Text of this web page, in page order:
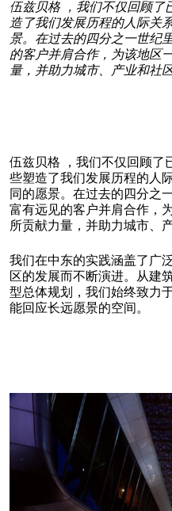
伍兹贝格 ，我们不仅回顾了
造了我们发展历程的人际关
景。在过去的四分之一世纪
的客户并肩合作，为该地区
量，并助力城市、产业和社
伍兹贝格 ，我们不仅回顾了
些塑造了我们发展历程的人
同的愿景。在过去的四分之
富有远见的客户并肩合作，
所贡献力量，并助力城市、
我们在中东的实践涵盖了广
区的发展而不断演进。从建
型总体规划，我们始终致力
能回应长远愿景的空间。